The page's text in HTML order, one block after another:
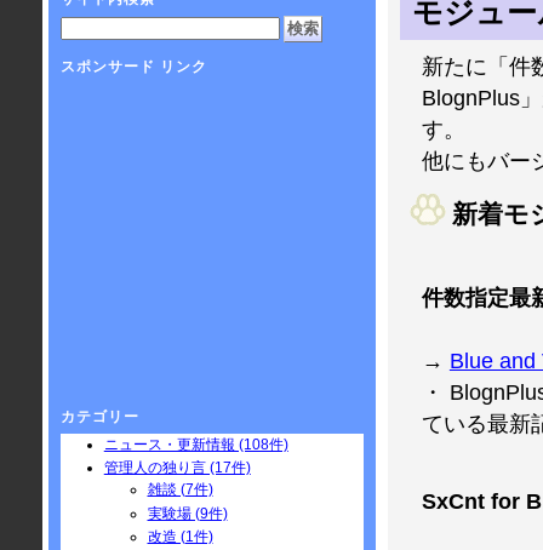
モジュ
新たに「件
BlognPlus
す。
他にもバー
新着モ
件数指定最
→ Blue and
・
ている最新
SxCnt for
スポンサード リンク
カテゴリー
ニュース・更新情報 (108件)
管理人の独り言 (17件)
雑談 (7件)
実験場 (9件)
改造 (1件)